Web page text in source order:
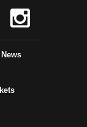
News